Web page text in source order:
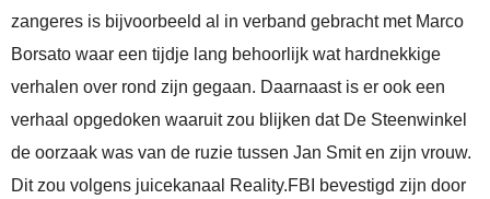
zangeres is bijvoorbeeld al in verband gebracht met Marco
Borsato waar een tijdje lang behoorlijk wat hardnekkige
verhalen over rond zijn gegaan. Daarnaast is er ook een
verhaal opgedoken waaruit zou blijken dat De Steenwinkel
de oorzaak was van de ruzie tussen Jan Smit en zijn vrouw.
Dit zou volgens juicekanaal Reality.FBI bevestigd zijn door